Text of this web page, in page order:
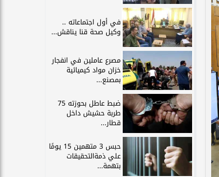
في أول اجتماعاته ..
وكيل صحة قنا يناقش...
مصرع عاملين في انفجار
خزان مواد كيميائية
بمصنع...
ضبط عاطل بحوزته 75
طربة حشيش داخل
قطار...
حبس 3 متهمين 15 يومًا
علي ذمةالتحقيقات
بتهمة...